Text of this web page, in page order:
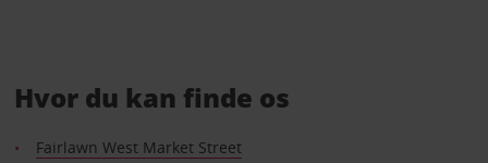
Hvor du kan finde os
Fairlawn West Market Street